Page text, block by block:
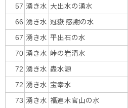
57 湧き水 大出水の湧水
66 湧き水 冠嶽 感謝の水
67 湧き水 平出石の水
70 湧き水 峠の岩清水
72 湧き水 轟水源
72 湧き水 宝幸水
73 湧き水 福連木官山の水